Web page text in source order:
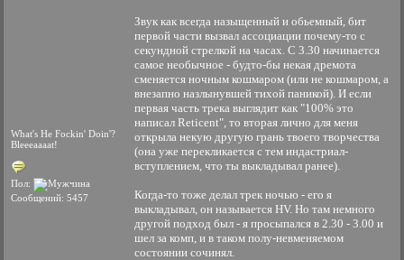
What's He Fockin' Doin'?
Bleeeaaaat!
Пол:
Сообщений: 5457
Звук как всегда назыщенный и обьемный, бит
первой части вызвал ассоциации почему-то с
секундной стрелкой на часах. С 3.30 начинается
самое необычное - будто-бы некая дремота
сменяется ночным кошмаром (или не кошмаром, а
внезапно назлынувшей тихой паникой). И если
первая часть трека выглядит как "100% это
написал Reticent", то вторая лично для меня
открыла некую другую грань твоего творчества
(она уже перекликается с тем индастриал-
вступлением, что ты выкладывал ранее).
Когда-то тоже делал трек ночью - его я
выкладывал, он называется HV. Но там немного
другой подход был - я просыпался в 2.30 - 3.00 и
шел за комп, и в таком полу-невменяемом
состоянии сочинял.